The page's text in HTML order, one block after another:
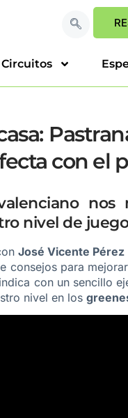
Circuitos
con el
nivel de
José Vicente Pérez
consejos para
con un sencillo
nivel en los